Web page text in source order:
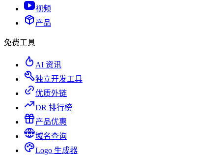
视频
产品
免费工具
AI 资讯
独立开发工具
优质外链
DR 排行榜
产品优惠
域名查询
Logo 生成器